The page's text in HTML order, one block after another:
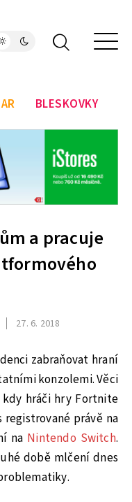
BLESKOVKY
a pracuje
27. 6. 2018
zabraňovat hraní
konzolemi. Věci
hráči hry Fortnite
právě na
na Nintendo Switch.
době mlčení dnes